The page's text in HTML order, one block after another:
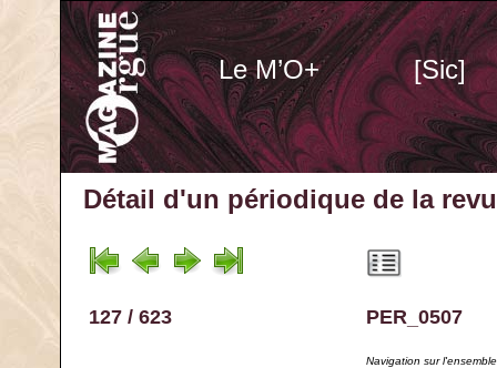
Le M’O+ [Sic]
Détail d'un périodique de la
127 / 623 PER_0507
Navigation sur